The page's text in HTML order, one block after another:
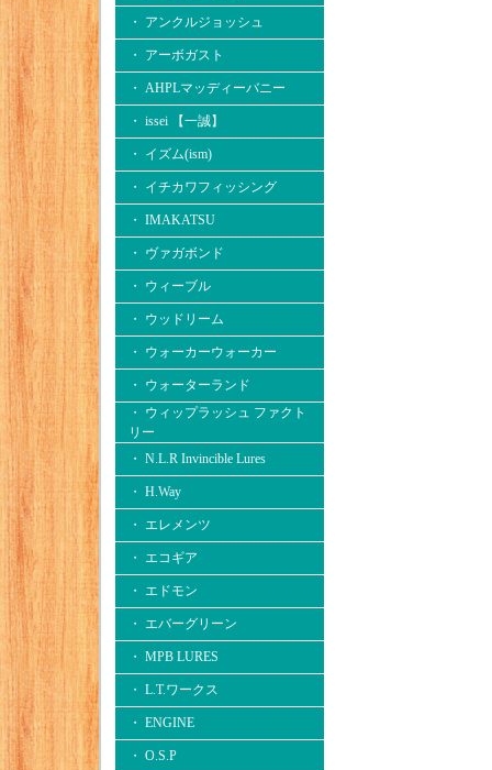
・ アンクルジョッシュ
・ アーボガスト
・ AHPLマッディーバニー
・ issei 【一誠】
・ イズム(ism)
・ イチカワフィッシング
・ IMAKATSU
・ ヴァガボンド
・ ウィーブル
・ ウッドリーム
・ ウォーカーウォーカー
・ ウォーターランド
・ ウィップラッシュ ファクト
リー
・ N.L.R Invincible Lures
・ H.Way
・ エレメンツ
・ エコギア
・ エドモン
・ エバーグリーン
・ MPB LURES
・ L.T.ワークス
・ ENGINE
・ O.S.P